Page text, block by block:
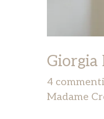
Giorgia
4 commenti
Madame